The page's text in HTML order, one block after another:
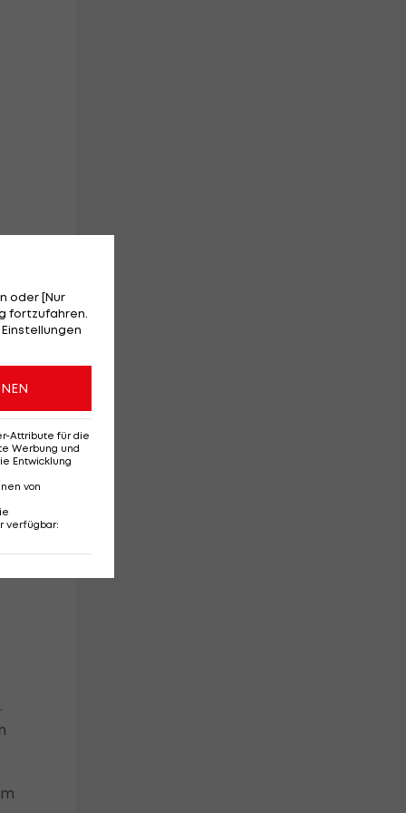
oder [Nur
fortzufahren.
Attribute für die
Werbung und
Entwicklung
von
verfügbar: